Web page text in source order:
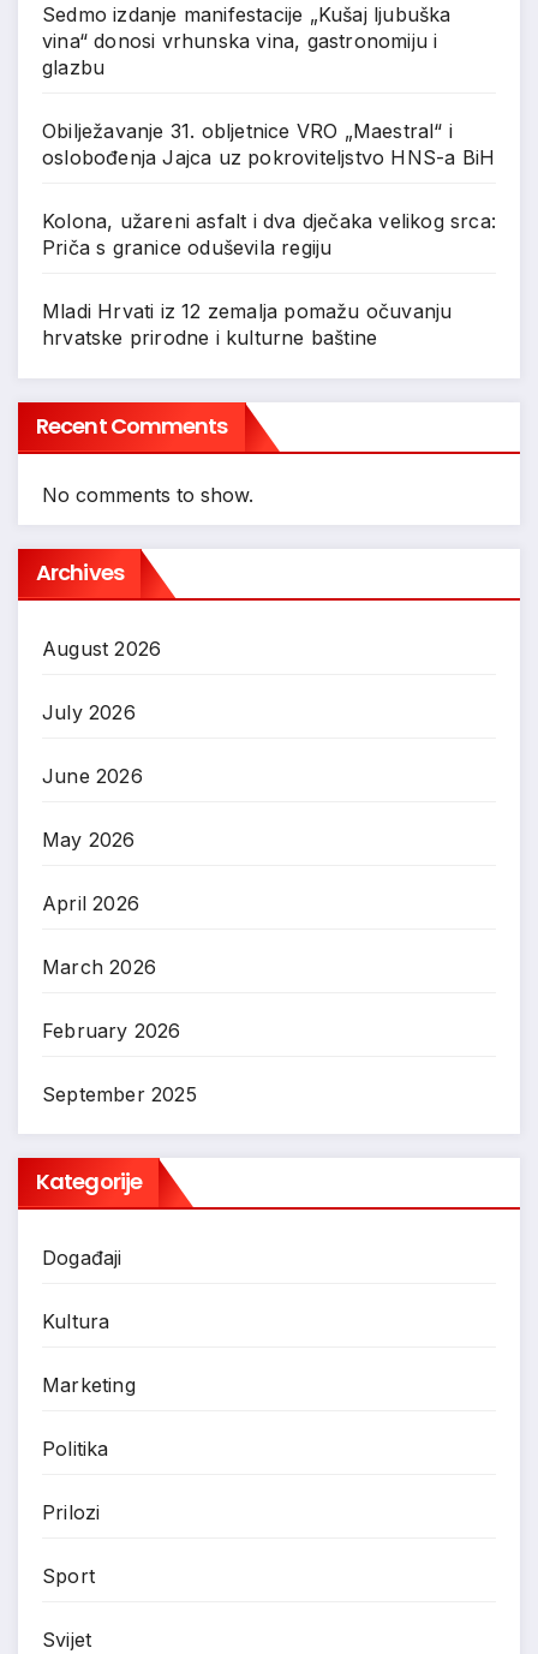
Sedmo izdanje manifestacije „Kušaj ljubuška
vina“ donosi vrhunska vina, gastronomiju i
glazbu
Obilježavanje 31. obljetnice VRO „Maestral“ i
oslobođenja Jajca uz pokroviteljstvo HNS-a BiH
Kolona, užareni asfalt i dva dječaka velikog srca:
Priča s granice oduševila regiju
Mladi Hrvati iz 12 zemalja pomažu očuvanju
hrvatske prirodne i kulturne baštine
Recent Comments
No comments to show.
Archives
August 2026
July 2026
June 2026
May 2026
April 2026
March 2026
February 2026
September 2025
Kategorije
Događaji
Kultura
Marketing
Politika
Prilozi
Sport
Svijet